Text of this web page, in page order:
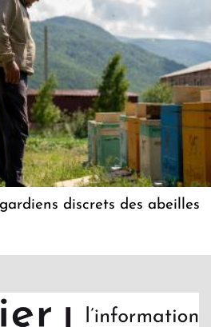
discrets des abeilles